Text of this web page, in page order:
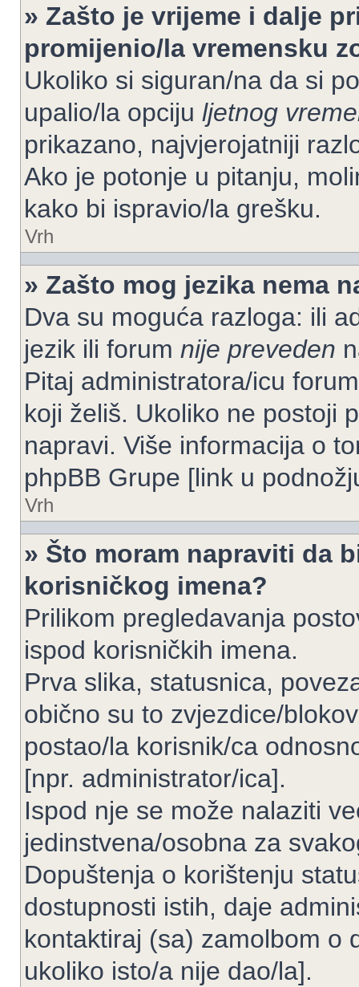
» Zašto je vrijeme i dalje
promijenio/la vremensku
Ukoliko si siguran/na da si
upalio/la opciju ljetnog
prikazano, najvjerojatniji
Ako je potonje u pitanju,
kako bi ispravio/la grešku.
Vrh
» Zašto mog jezika nema
Dva su moguća razloga: ili
jezik ili forum nije preveden
Pitaj administratora/icu
koji želiš. Ukoliko ne postoji
napravi. Više informacija o
phpBB Grupe [link u
Vrh
» Što moram napraviti da
korisničkog imena?
Prilikom pregledavanja
ispod korisničkih imena.
Prva slika, statusnica,
obično su to zvjezdice/
postao/la korisnik/ca
[npr. administrator/ica].
Ispod nje se može nalaziti
jedinstvena/osobna za
Dopuštenja o korištenju
dostupnosti istih, daje
kontaktiraj (sa) zamolbom o
ukoliko isto/a nije dao/la].